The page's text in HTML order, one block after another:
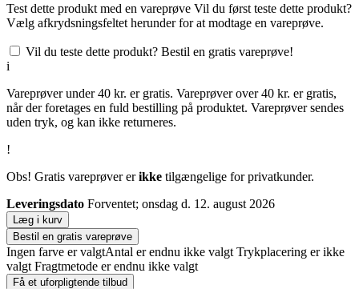
Test dette produkt med en vareprøve Vil du først teste dette produkt?
Vælg afkrydsningsfeltet herunder for at modtage en vareprøve.
Vil du teste dette produkt? Bestil en gratis vareprøve!
i
Vareprøver under 40 kr. er gratis. Vareprøver over 40 kr. er gratis,
når der foretages en fuld bestilling på produktet. Vareprøver sendes
uden tryk, og kan ikke returneres.
!
Obs! Gratis vareprøver erikke tilgængelige for privatkunder.
Leveringsdato Forventet; onsdag d. 12. august 2026
Læg i kurv
Bestil en gratis vareprøve
Ingen farve er valgtAntal er endnu ikke valgt Trykplacering er ikke
valgt Fragtmetode er endnu ikke valgt
Få et uforpligtende tilbud